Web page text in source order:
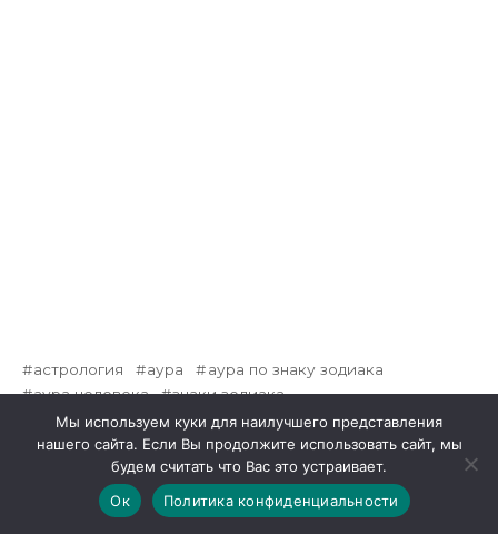
астрология аура
аура по знаку зодиака
аура человека
знаки зодиака
какой у меня цвет ауры
узнать цвет ауры
цвет ауры
Мы используем куки для наилучшего представления
нашего сайта. Если Вы продолжите использовать сайт, мы
будем считать что Вас это устраивает.
Ок
Политика конфиденциальности